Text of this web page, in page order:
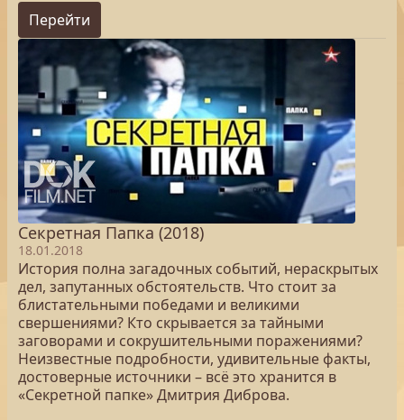
Перейти
Секретная Папка (2018)
18.01.2018
История полна загадочных событий, нераскрытых
дел, запутанных обстоятельств. Что стоит за
блистательными победами и великими
свершениями? Кто скрывается за тайными
заговорами и сокрушительными поражениями?
Неизвестные подробности, удивительные факты,
достоверные источники – всё это хранится в
«Секретной папке» Дмитрия Диброва.